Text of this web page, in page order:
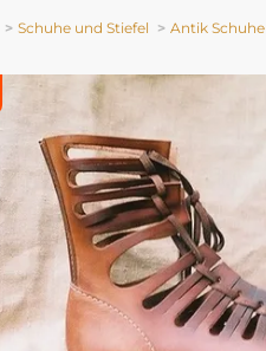
Schuhe und Stiefel Antik Schuhe